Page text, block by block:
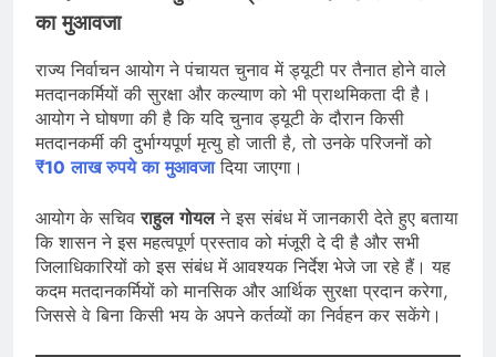
का मुआवजा
राज्य निर्वाचन आयोग ने पंचायत चुनाव में ड्यूटी पर तैनात होने वाले
मतदानकर्मियों की सुरक्षा और कल्याण को भी प्राथमिकता दी है।
आयोग ने घोषणा की है कि यदि चुनाव ड्यूटी के दौरान किसी
मतदानकर्मी की दुर्भाग्यपूर्ण मृत्यु हो जाती है, तो उनके परिजनों को
₹10 लाख रुपये का मुआवजादिया जाएगा।
आयोग के सचिवराहुल गोयलने इस संबंध में जानकारी देते हुए बताया
कि शासन ने इस महत्वपूर्ण प्रस्ताव को मंजूरी दे दी है और सभी
जिलाधिकारियों को इस संबंध में आवश्यक निर्देश भेजे जा रहे हैं। यह
कदम मतदानकर्मियों को मानसिक और आर्थिक सुरक्षा प्रदान करेगा,
जिससे वे बिना किसी भय के अपने कर्तव्यों का निर्वहन कर सकेंगे।